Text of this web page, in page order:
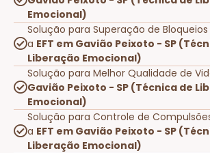
Emocional)
Solução para Superação de
a EFT em Gavião Peixoto - SP
Liberação Emocional)
Solução para Melhor Qualidade de
Gavião Peixoto - SP (Técnica de
Emocional)
Solução para Controle de
a EFT em Gavião Peixoto - SP
Liberação Emocional)